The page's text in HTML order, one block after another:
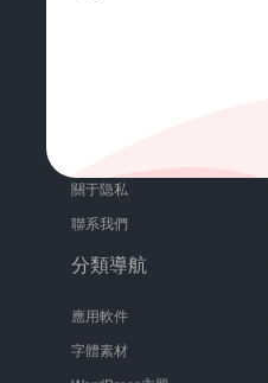
關于隐私
聯系我們
分類導航
應用軟件
字體素材